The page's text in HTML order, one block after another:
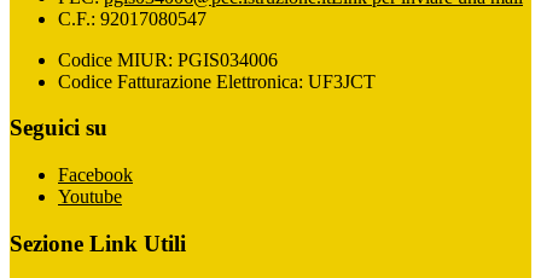
C.F.: 92017080547
Codice MIUR: PGIS034006
Codice Fatturazione Elettronica: UF3JCT
Seguici su
Facebook
Youtube
Sezione Link Utili